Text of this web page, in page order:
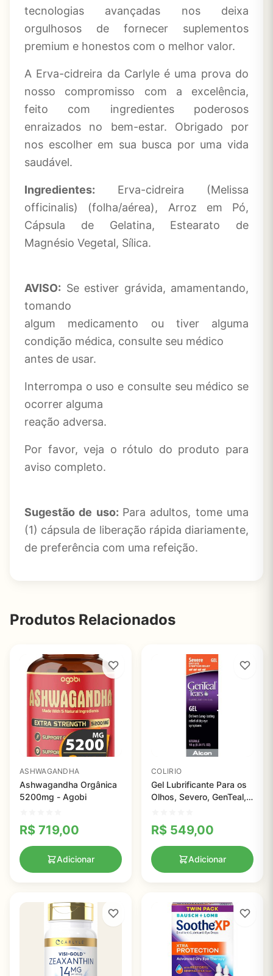
tecnologias avançadas nos deixa
orgulhosos de fornecer suplementos
premium e honestos com o melhor valor.
A Erva-cidreira da Carlyle é uma prova do
nosso compromisso com a excelência,
feito com ingredientes poderosos
enraizados no bem-estar. Obrigado por
nos escolher em sua busca por uma vida
saudável.
Ingredientes:
Erva-cidreira (Melissa
officinalis) (folha/aérea), Arroz em Pó,
Cápsula de Gelatina, Estearato de
Magnésio Vegetal, Sílica.
AVISO: Se estiver grávida, amamentando,
tomando
algum medicamento ou tiver alguma
condição médica, consulte seu médico
antes de usar.
Interrompa o uso e consulte seu médico se
ocorrer alguma
reação adversa.
Por favor, veja o rótulo do produto para
aviso completo.
Sugestão de uso: Para adultos, tome uma
(1) cápsula de liberação rápida diariamente,
de preferência com uma refeição.
Produtos Relacionados
ASHWAGANDHA
Ashwagandha Orgânica
5200mg - Agobi
R$ 719,00
Adicionar
COLIRIO
Gel Lubrificante Para os
Olhos, Severo, GenTeal,
R$ 549,00
Adicionar